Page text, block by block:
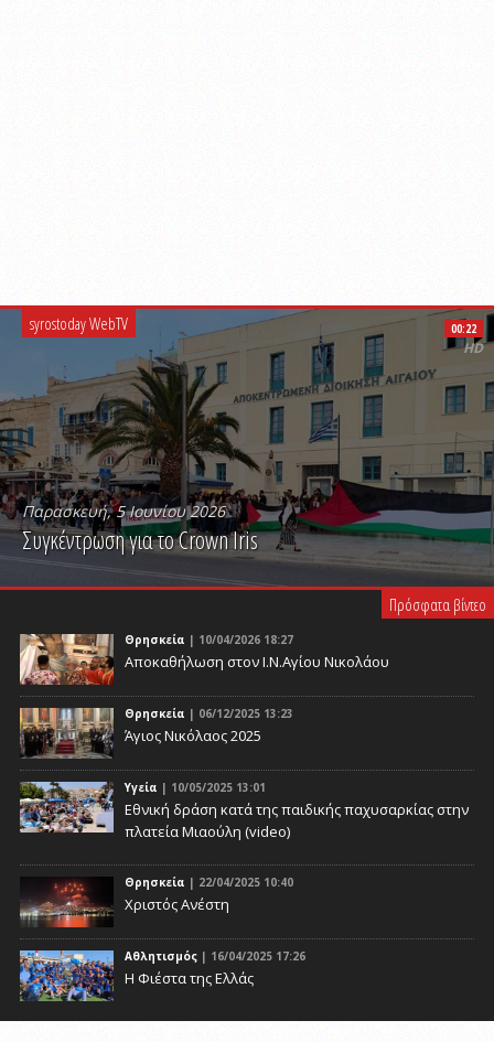
syrostoday WebTV
Παρασκευή, 5 Ιουνίου 2026
Συγκέντρωση για το Crown Iris
PLAY VIDEO
00:22
HD
Πρόσφατα βίντεο
Θρησκεία | 10/04/2026 18:27
Αποκαθήλωση στον Ι.Ν.Αγίου Νικολάου
Θρησκεία | 06/12/2025 13:23
Άγιος Νικόλαος 2025
Υγεία | 10/05/2025 13:01
Eθνική δράση κατά της παιδικής παχυσαρκίας στην
πλατεία Μιαούλη (video)
Θρησκεία | 22/04/2025 10:40
Χριστός Ανέστη
Αθλητισμός | 16/04/2025 17:26
Η Φιέστα της Ελλάς